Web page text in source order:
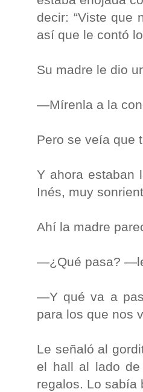
decir: “Viste que
así que le contó
Su madre le dio
—Mírenla a la
Pero se veía que
Y ahora estaban
Inés, muy
Ahí la madre
—¿Qué pasa?
—Y qué va a
para los que nos
Le señaló al
el hall al lado
regalos. Lo sabía